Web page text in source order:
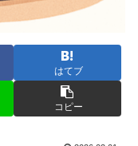
はてブ
コピー